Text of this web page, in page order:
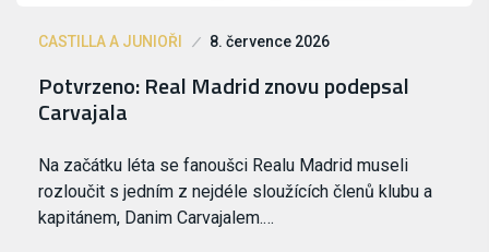
CASTILLA A JUNIOŘI 8. července 2026
Potvrzeno: Real Madrid znovu podepsal
Carvajala
Na začátku léta se fanoušci Realu Madrid museli
rozloučit s jedním z nejdéle sloužících členů klubu a
kapitánem, Danim Carvajalem.…